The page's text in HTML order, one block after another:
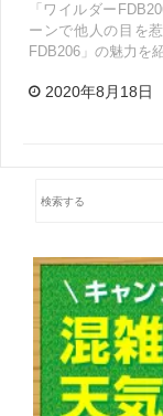
「ワイルダー
ーンで他人の目を
FDB206」の魅力を
2020年8月18日